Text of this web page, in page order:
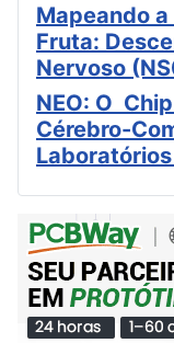
Mapeando
Fruta:
Nervoso
NEO: O
Cérebro-